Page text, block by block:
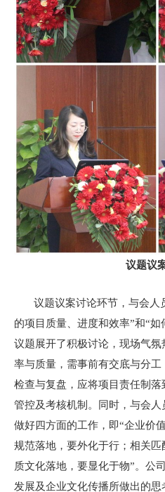
议题议
议题议案讨论环节，与会人
的项目质量、进度和效率”和“
议题展开了积极讨论，现场气
率与质量，需事前有交底与分
检查与复盘，应将项目责任制
管控及考核机制。同时，与会
做好四方面的工作，即“企业价
规范落地，要外化于行；相关
质文化落地，要显化于物”。公
发展及企业文化传播所做出的